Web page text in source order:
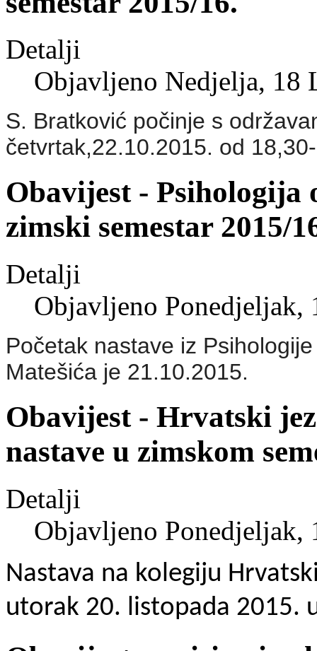
Detalji
Objavljeno Nedjelja, 18
S. Bratković počinje s
četvrtak,22.10.2015. od
Obavijest - Psihologija
zimski semestar 2015/
Detalji
Objavljeno Ponedjeljak,
Početak nastave iz
Matešića je 21.10.2015.
Obavijest - Hrvatski
nastave u zimskom
Detalji
Objavljeno Ponedjeljak,
Nastava na kolegiju
utorak 20. listopada 2015.